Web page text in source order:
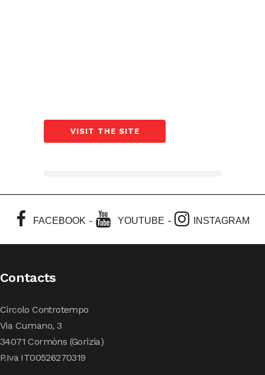
VISIT THE SITE
FACEBOOK - YOUTUBE - INSTAGRAM
Contacts
Circolo Controtempo
Via Cumano, 3
34071 Cormòns (Gorizia)
P.Iva IT00526270319